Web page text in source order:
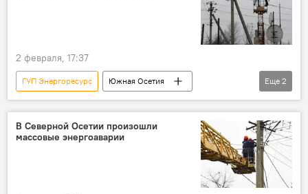
2 февраля, 17:37
ГУП Энергоресурс
Южная Осетия
Цхинвал
Новости
Еще 2
В Северной Осетии произошли
массовые энергоаварии